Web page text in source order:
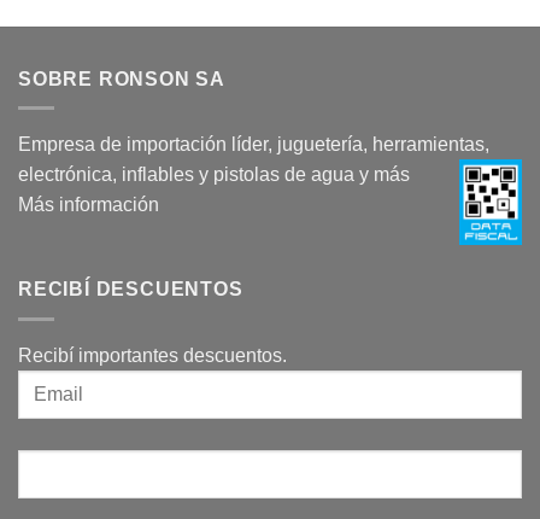
SOBRE RONSON SA
Empresa de importación líder, juguetería, herramientas,
electrónica, inflables y pistolas de agua y más
Más información
RECIBÍ DESCUENTOS
Recibí importantes descuentos.